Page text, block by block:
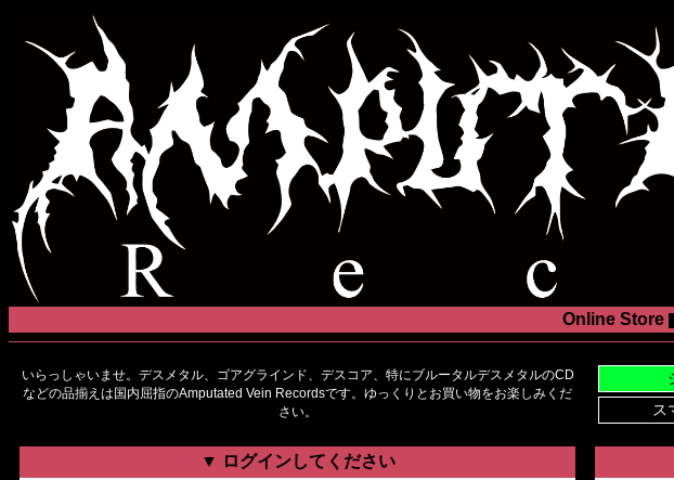
Online Store
いらっしゃいませ。デスメタル、ゴアグラインド、デスコア、特にブルータルデスメタルのCD
などの品揃えは国内屈指のAmputated Vein Recordsです。ゆっくりとお買い物をお楽しみくだ
さい。
▼ ログインしてください